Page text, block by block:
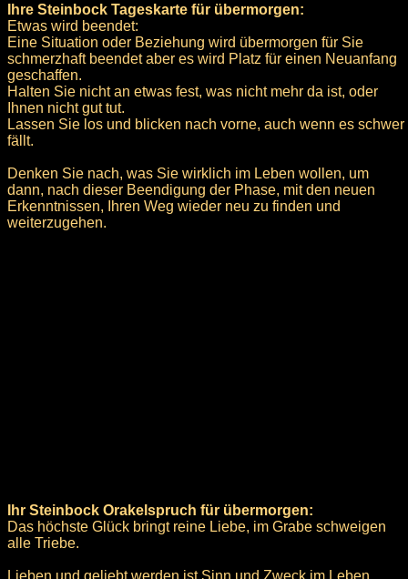
Ihre Steinbock Tageskarte für übermorgen:
Etwas wird beendet:
Eine Situation oder Beziehung wird übermorgen für Sie
schmerzhaft beendet aber es wird Platz für einen Neuanfang
geschaffen.
Halten Sie nicht an etwas fest, was nicht mehr da ist, oder
Ihnen nicht gut tut.
Lassen Sie los und blicken nach vorne, auch wenn es schwer
fällt.
Denken Sie nach, was Sie wirklich im Leben wollen, um
dann, nach dieser Beendigung der Phase, mit den neuen
Erkenntnissen, Ihren Weg wieder neu zu finden und
weiterzugehen.
Ihr Steinbock Orakelspruch für übermorgen:
Das höchste Glück bringt reine Liebe, im Grabe schweigen
alle Triebe.
Lieben und geliebt werden ist Sinn und Zweck im Leben.